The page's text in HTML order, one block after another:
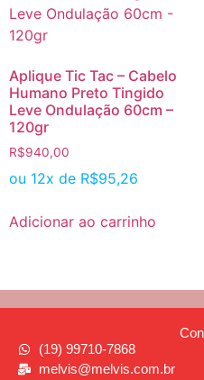
Aplique Tic Tac – Cabelo
Humano Preto Tingido
Leve Ondulação 60cm –
120gr
R$940,00
ou 12x de R$95,26
Adicionar ao carrinho
(19) 99710-7868
melvis@melvis.com.br